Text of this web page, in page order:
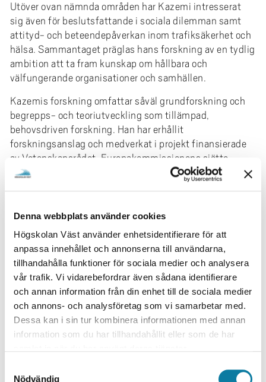
Denna webbplats använder cookies
Högskolan Väst använder enhetsidentifierare för att
anpassa innehållet och annonserna till användarna,
tillhandahålla funktioner för sociala medier och analysera
vår trafik. Vi vidarebefordrar även sådana identifierare
och annan information från din enhet till de sociala medier
och annons- och analysföretag som vi samarbetar med.
Dessa kan i sin tur kombinera informationen med annan
information som du har tillhandahållit eller som de har
Nödvändig
Utöver ovan nämnda områden har Kazemi intresserat
sig även för beslutsfattande i sociala dilemman samt
attityd- och beteendepåverkan inom trafiksäkerhet och
hälsa. Sammantaget präglas hans forskning av en tydlig
ambition att ta fram kunskap om hållbara och
välfungerande organisationer och samhällen.
Kazemis forskning omfattar såväl grundforskning och
begrepps- och teoriutveckling som tillämpad,
behovsdriven forskning. Han har erhållit
forskningsanslag och medverkat i projekt finansierade
av Vetenskapsrådet, Europakommissionens sjätte
ramprogram, Handelsrådet, Forte och Riksbankens
experimentella metoder till enkäter samt intervju- och
observationsstudier.
Kazemis vetenskapliga produktion är omfattande.
Förutom publicering av artiklar i vetenskapliga
tidskrifter har han varit redaktör/medredaktör för fem
antologier: Välbefinnande i arbetslivet (2009, utgiven
av studentlitteratur), A theoretical approach to assess
road safety campaigns: Evidence from seven European
countries (2009, utgiven av Belgian Road Safety